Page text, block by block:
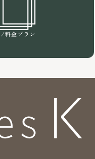
/料金プラン